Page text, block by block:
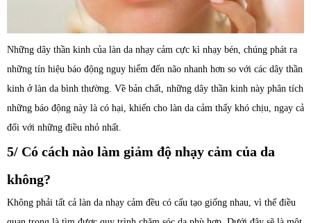
Những dây thần kinh của làn da nhạy cảm cực kì nhạy bén, chúng phát ra
những tín hiệu báo động nguy hiểm đến não nhanh hơn so với các dây thần
kinh ở làn da bình thường. Về bản chất, những dây thần kinh này phân tích
những báo động này là có hại, khiến cho làn da cảm thấy khó chịu, ngay cả
đối với những điều nhỏ nhất.
5/ Có cách nào làm giảm độ nhạy cảm của da
không?
Không phải tất cả làn da nhạy cảm đều có cấu tạo giống nhau, vì thế điều